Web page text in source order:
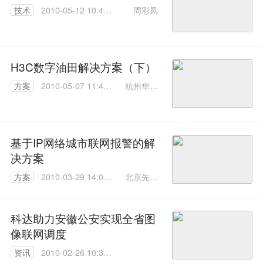
技术
2010-05-12 10:44:
周彩凤
H3C数字油田解决方案（下）
方案
2010-05-07 11:43:
杭州华三
基于IP网络城市联网报警的解
决方案
方案
2010-03-29 14:09:
北京先进
科达助力安徽公安实现全省图
像联网调度
资讯
2010-02-26 10:39: